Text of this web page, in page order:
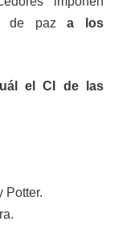
de paza los
el CI de las
Potter.